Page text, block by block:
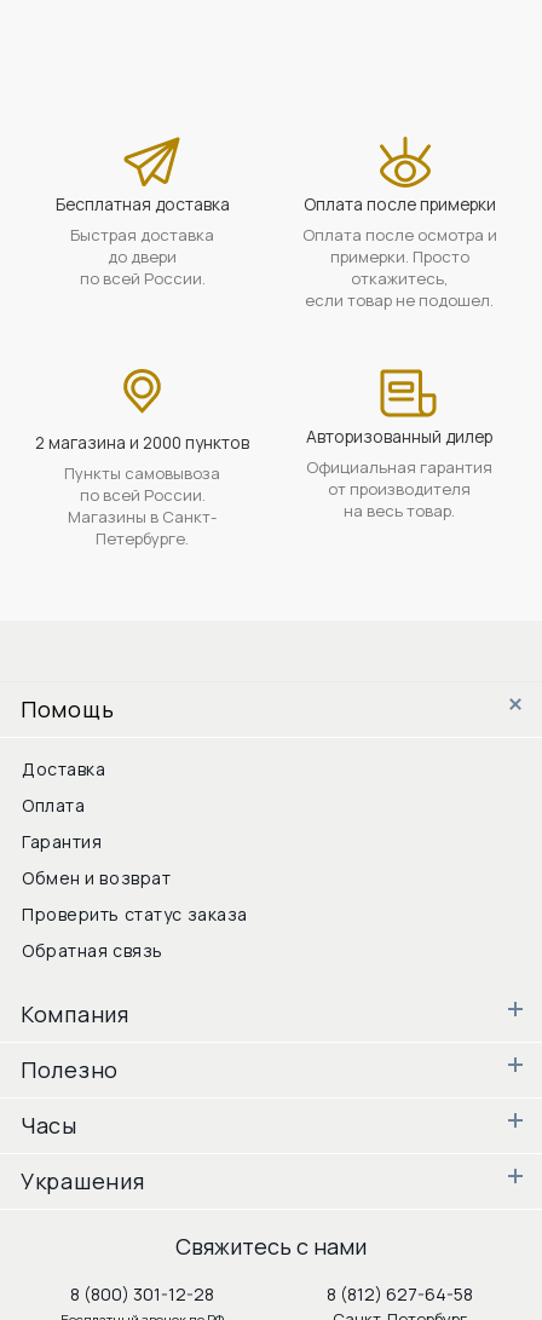
Бесплатная доставка
Быстрая доставка
до двери
по всей России.
Оплата после примерки
Оплата после осмотра и
примерки. Просто
откажитесь,
если товар не подошел.
2 магазина и 2000 пунктов
Пункты самовывоза
по всей России.
Магазины в Санкт-
Петербурге.
Авторизованный дилер
Официальная гарантия
от производителя
на весь товар.
Помощь
Доставка
Оплата
Гарантия
Обмен и возврат
Проверить статус заказа
Обратная связь
Компания
Полезно
Часы
Украшения
Свяжитесь с нами
8 (800) 301-12-28 8 (812) 627-64-58